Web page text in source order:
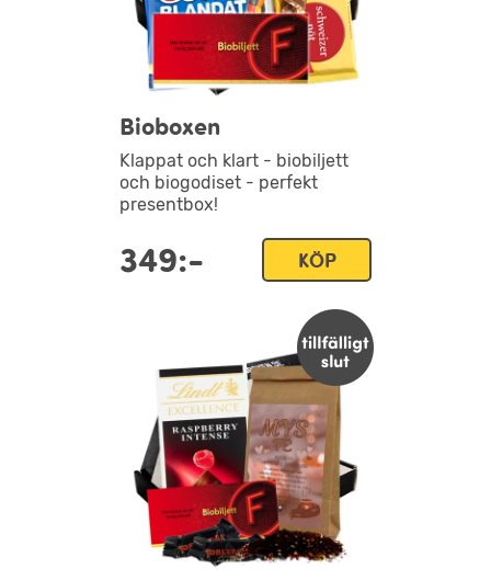
Bioboxen
Klappat och klart - biobiljett
och biogodiset - perfekt
presentbox!
349:- KÖP